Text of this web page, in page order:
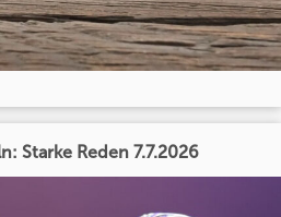
Starke Reden 7.7.2026